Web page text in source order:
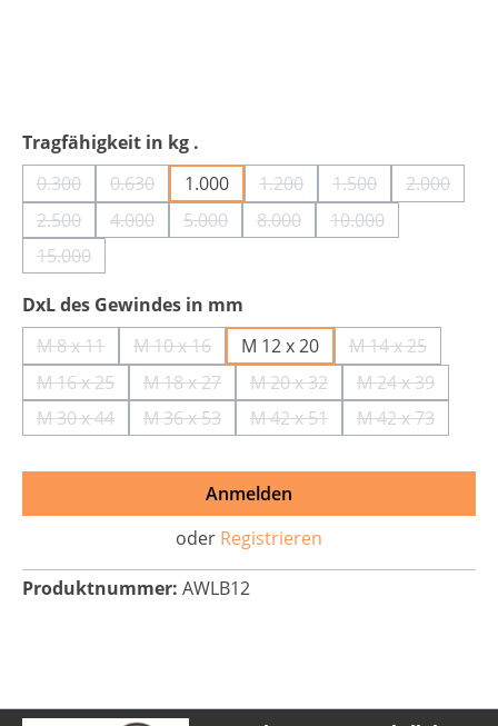
Tragfähigkeit in kg .
0.300(Diese Option ist zurzeit nicht verfügbar.)
0.630(Diese Option ist zurzeit nicht verfügbar.)
1.000 1.200(Diese Option ist zurzeit
1.500(Diese Option ist
2.000(Diese
2.500(Diese Option ist zurzeit nicht verfügbar.)
4.000(Diese Option ist zurzeit nicht verfügbar.)
5.000(Diese Option ist zurzeit nicht
8.000(Diese Option ist zurzeit
10.000(Diese Option ist
15.000(Diese Option ist zurzeit nicht verfügbar.)
DxL des Gewindes in mm
M 8 x 11(Diese Option ist zurzeit nicht verfügbar.)
M 10 x 16(Diese Option ist zurzeit nicht verfügbar.)
M 12 x 20 M 14 x 25(Diese Option
M 16 x 25(Diese Option ist zurzeit nicht verfügbar.)
M 18 x 27(Diese Option ist zurzeit nicht verfügbar.)
M 20 x 32(Diese Option ist zurzeit
M 24 x 39
(Diese
M 30 x 44(Diese Option ist zurzeit nicht verfügbar.)
M 36 x 53(Diese Option ist zurzeit nicht verfügbar.)
M 42 x 51(Diese Option ist zurzeit
M 42 x 73
(Diese
Anmelden
oder Registrieren
Produktnummer: AWLB12